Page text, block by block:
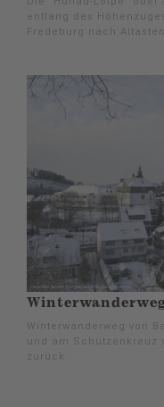
entlang des
Fredeburg nach
Winterwanderweg von
und am Schützenkreuz
zurück.